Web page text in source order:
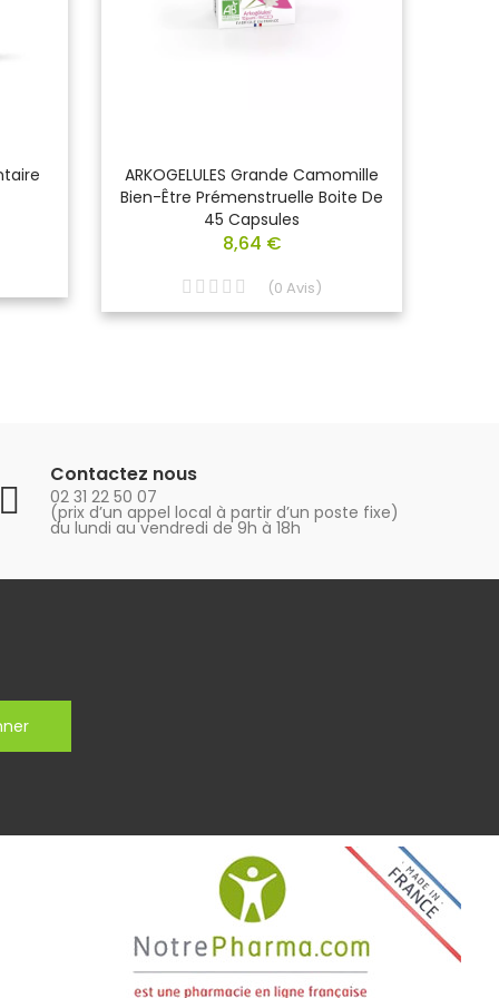
ARKOGELULES Grande Camomille
Bien-Être Prémenstruelle Boite De
45 Capsules
8,64 €
(0 Avis)
Contactez nous
02 31 22 50 07
(prix d’un appel local à partir d’un poste fixe)
du lundi au vendredi de 9h à 18h